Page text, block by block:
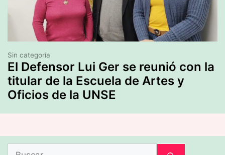
El Defensor Lui Ger se reunió con la
titular de la Escuela de Artes y
Oficios de la UNSE
Sin categoría
Buscar: